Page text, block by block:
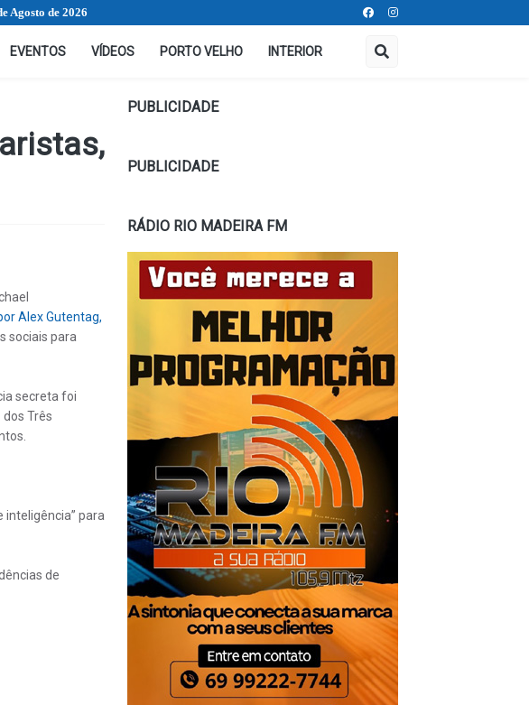
Agosto de 2026
EVENTOS VÍDEOS PORTO VELHO INTERIOR
Alex Gutentag,
sociais para
secreta foi
Três
inteligência” para
de
PUBLICIDADE
PUBLICIDADE
RÁDIO RIO MADEIRA FM